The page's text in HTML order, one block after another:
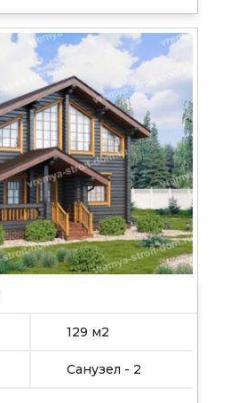
129 м2
Санузел - 2